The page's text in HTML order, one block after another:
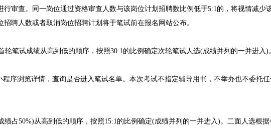
查。同一岗位通过资格审查人数与该岗位计划招聘数比例低于5:1的，将视情减少
聘人数或者取消岗位招聘计划将于笔试前在报名网站公布。
笔试成绩从高到低的顺序，按照30:1的比例确定次轮笔试人选(成绩并列的一并进入)
浏览详情，查询是否进入笔试名单。本次考试不指定辅导用书，不举办也不委托
50%)从高到低的顺序，按照15:1的比例确定(成绩并列的一并进入)。二面人选根据